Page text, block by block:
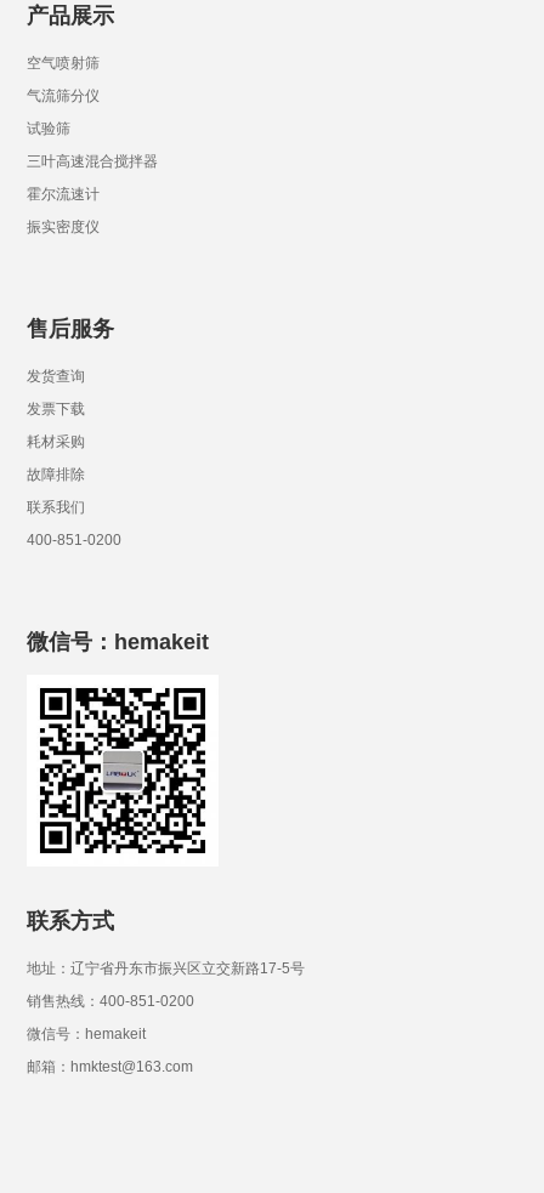
产品展示
空气喷射筛
气流筛分仪
试验筛
三叶高速混合搅拌器
霍尔流速计
振实密度仪
售后服务
发货查询
发票下载
耗材采购
故障排除
联系我们
400-851-0200
微信号：hemakeit
联系方式
地址：辽宁省丹东市振兴区立交新路17-5号
销售热线：400-851-0200
微信号：hemakeit
邮箱：hmktest@163.com